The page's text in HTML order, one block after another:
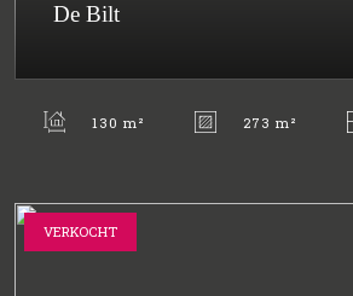
De Bilt
130 m² 273 m²
VERKOCHT